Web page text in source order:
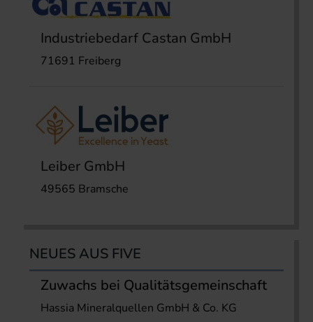
Industriebedarf Castan GmbH
71691 Freiberg
Leiber GmbH
49565 Bramsche
NEUES AUS FIVE
Zuwachs bei Qualitätsgemeinschaft
Hassia Mineralquellen GmbH & Co. KG